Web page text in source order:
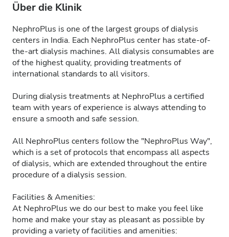
Über die Klinik
NephroPlus is one of the largest groups of dialysis
centers in India. Each NephroPlus center has state-of-
the-art dialysis machines. All dialysis consumables are
of the highest quality, providing treatments of
international standards to all visitors.
During dialysis treatments at NephroPlus a certified
team with years of experience is always attending to
ensure a smooth and safe session.
All NephroPlus centers follow the "NephroPlus Way",
which is a set of protocols that encompass all aspects
of dialysis, which are extended throughout the entire
procedure of a dialysis session.
Facilities & Amenities:
At NephroPlus we do our best to make you feel like
home and make your stay as pleasant as possible by
providing a variety of facilities and amenities: